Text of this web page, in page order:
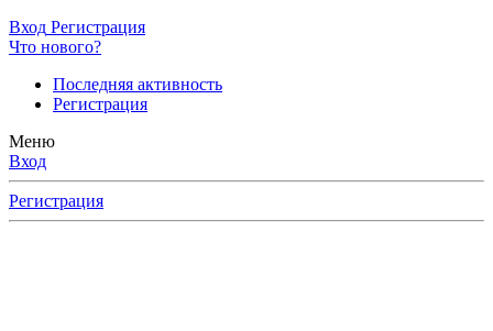
Вход Регистрация
Что нового?
Последняя активность
Регистрация
Меню
Вход
Регистрация